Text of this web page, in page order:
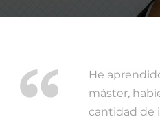
He
máster,
cantidad de